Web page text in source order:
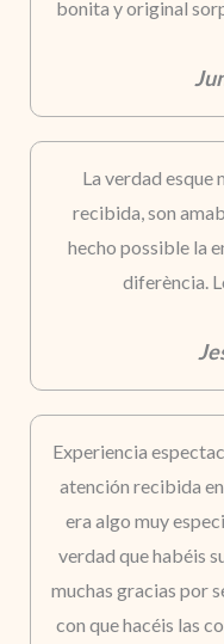
bonita y original
La verdad esque
recibida, son
hecho possible la
diferència.
Experiencia
atención recibida
era algo muy
verdad que habéis
muchas gracias por
con que hacéis las